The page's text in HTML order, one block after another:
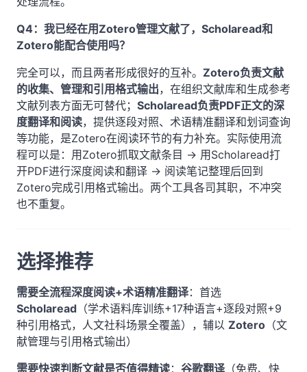
Q4：我已经在用Zotero管理文献了，Scholaread和
Zotero能配合使用吗？
完全可以，而且两者形成很好的互补。 Zotero负责文献
的收集、管理和引用格式输出，在组织文献库和生成参考
文献列表方面无可替代； Scholaread负责PDF正文的深
度翻译和阅读，提供逐段对照、术语精准翻译和划词查询
等功能，是Zotero在阅读环节的有力补充。实际使用流
程可以是：用Zotero抓取文献条目 → 用Scholaread打
开PDF进行深度阅读和翻译 → 阅读笔记整理后回到
Zotero完成引用格式输出。两个工具各司其职，不冲突
也不重复。
选择推荐
需要全流程深度阅读+术语精准翻译：首选
Scholaread （学术语料库训练+17种语言+逐段对照+9
种引用格式，人文社科场景全覆盖），辅以 Zotero （文
献管理与引用格式输出）
需要快速判断文献是否值得精读： 谷歌翻译（免费、快